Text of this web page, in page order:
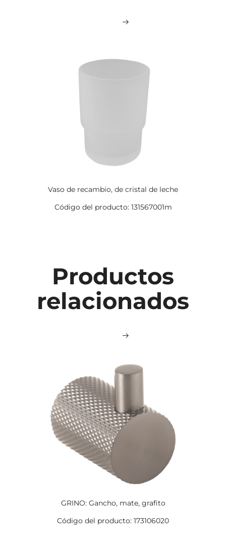
Vaso de recambio, de cristal de leche
Código del producto: 131567001m
Productos
relacionados
GRINO: Gancho, mate, grafito
Código del producto: 173106020